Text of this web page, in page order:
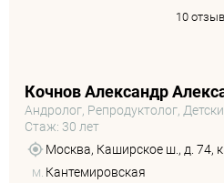
10
Кочнов Александр
Андролог, Репродуктолог,
Стаж: 30 лет
Москва, Каширское ш., д. 74,
м. Кантемировская